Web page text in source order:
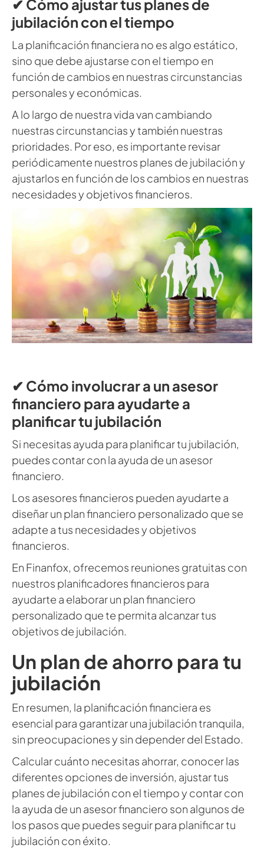
✔ Cómo ajustar tus planes de
jubilación con el tiempo
La planificación financiera no es algo estático,
sino que debe ajustarse con el tiempo en
función de cambios en nuestras circunstancias
personales y económicas.
A lo largo de nuestra vida van cambiando
nuestras circunstancias y también nuestras
prioridades. Por eso, es importante revisar
periódicamente nuestros planes de jubilación y
ajustarlos en función de los cambios en nuestras
necesidades y objetivos financieros.
✔ Cómo involucrar a un asesor
financiero para ayudarte a
planificar tu jubilación
Si necesitas ayuda para planificar tu jubilación,
puedes contar con la ayuda de un asesor
financiero.
Los asesores financieros pueden ayudarte a
diseñar un plan financiero personalizado que se
adapte a tus necesidades y objetivos
financieros.
En Finanfox, ofrecemos reuniones gratuitas con
nuestros planificadores financieros para
ayudarte a elaborar un plan financiero
personalizado que te permita alcanzar tus
objetivos de jubilación.
Un plan de ahorro para tu
jubilación
En resumen, la planificación financiera es
esencial para garantizar una jubilación tranquila,
sin preocupaciones y sin depender del Estado.
Calcular cuánto necesitas ahorrar, conocer las
diferentes opciones de inversión, ajustar tus
planes de jubilación con el tiempo y contar con
la ayuda de un asesor financiero son algunos de
los pasos que puedes seguir para planificar tu
jubilación con éxito.